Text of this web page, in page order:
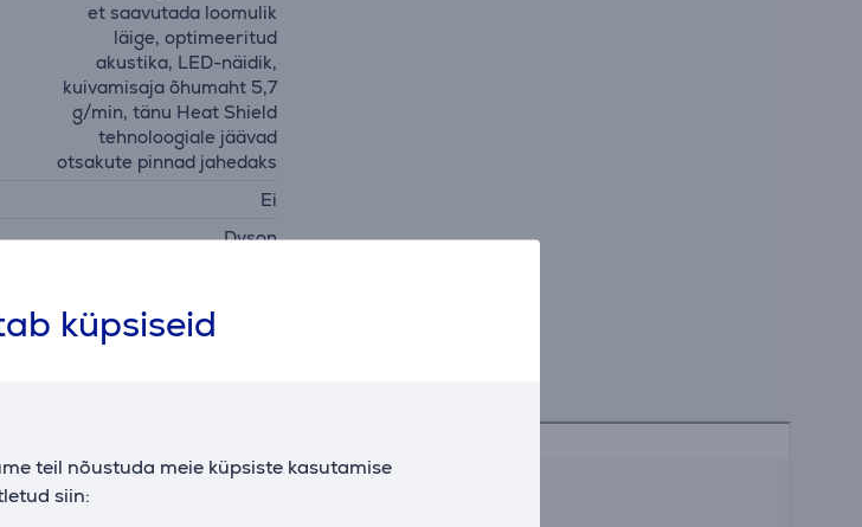
küpsiseid
teil nõustuda meie küpsiste kasutamise
siin:
et saavutada loomulik
läige, optimeeritud
akustika, LED-näidik,
kuivamisaja õhumaht 5,7
g/min, tänu Heat Shield
tehnoloogiale jäävad
otsakute pinnad jahedaks
Ei
Dyson